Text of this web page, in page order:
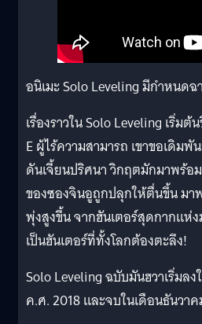
อนิเมะ Solo Leveling มีกำหนด
เรื่องราวใน Solo Leveling เริ่ม
E ผู้ไร้ความสามารถ เขาขอเดิม
ดันเจี้ยนปริศนา วิกฤตมักมาพร้อ
ของซองจินอูถูกปลุกให้ตื่นขึ้น มา
พุ่งสูงขึ้น จากฮันเตอร์สุดกากแห่
เป็นฮันเตอร์ที่ทั้งโลกต้องตะลึง!
Solo Leveling ฉบับมันฮวาเริ่มล
ค.ศ. 2018 และจบในเดือนธันวา